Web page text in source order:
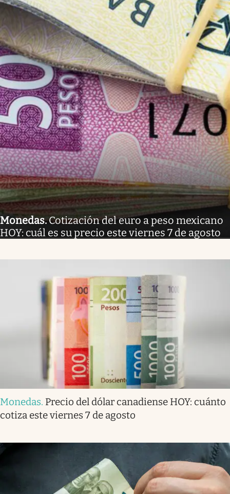
Monedas.Cotización del euro a peso mexicano
HOY: cuál es su precio este viernes 7 de agosto
Monedas. Precio del dólar canadiense HOY: cuánto
cotiza este viernes 7 de agosto